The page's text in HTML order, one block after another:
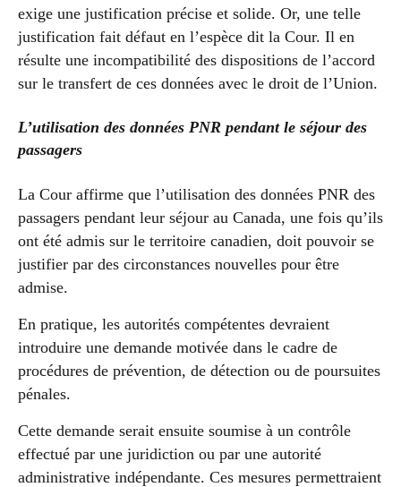
exige une justification précise et solide. Or, une telle
justification fait défaut en l’espèce dit la Cour. Il en
résulte une incompatibilité des dispositions de l’accord
sur le transfert de ces données avec le droit de l’Union.
L’utilisation des données PNR pendant le séjour des
passagers
La Cour affirme que l’utilisation des données PNR des
passagers pendant leur séjour au Canada, une fois qu’ils
ont été admis sur le territoire canadien, doit pouvoir se
justifier par des circonstances nouvelles pour être
admise.
En pratique, les autorités compétentes devraient
introduire une demande motivée dans le cadre de
procédures de prévention, de détection ou de poursuites
pénales.
Cette demande serait ensuite soumise à un contrôle
effectué par une juridiction ou par une autorité
administrative indépendante. Ces mesures permettraient